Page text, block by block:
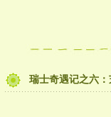
瑞士奇遇记之六